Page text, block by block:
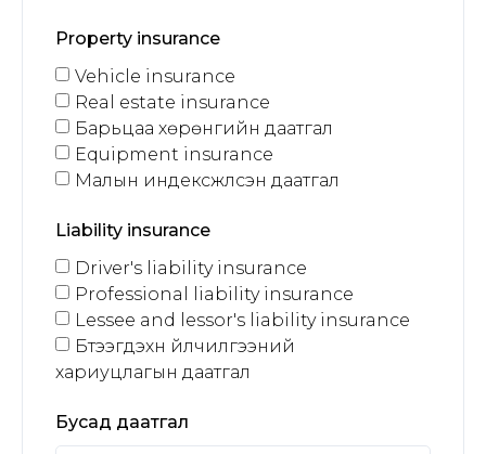
Property insurance
Vehicle insurance
Real estate insurance
Барьцаа хөрөнгийн даатгал
Equipment insurance
Малын индексжүүлсэн даатгал
Liability insurance
Driver's liability insurance
Professional liability insurance
Lessee and lessor's liability insurance
Бүтээгдэхүүн үйлчилгээний
хариуцлагын даатгал
Бусад даатгал